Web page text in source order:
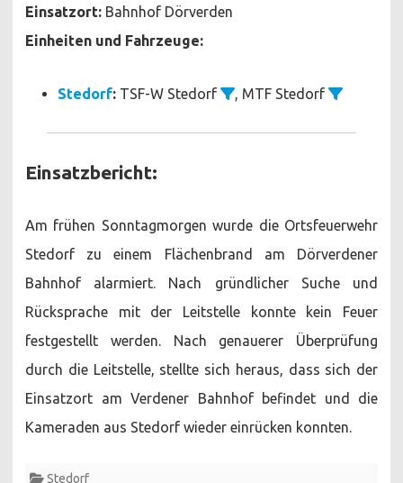
Einsatzort: Bahnhof Dörverden
Einheiten und Fahrzeuge:
Stedorf: TSF-W Stedorf , MTF Stedorf
Einsatzbericht:
Am frühen Sonntagmorgen wurde die Ortsfeuerwehr
Stedorf zu einem Flächenbrand am Dörverdener
Bahnhof alarmiert. Nach gründlicher Suche und
Rücksprache mit der Leitstelle konnte kein Feuer
festgestellt werden. Nach genauerer Überprüfung
durch die Leitstelle, stellte sich heraus, dass sich der
Einsatzort am Verdener Bahnhof befindet und die
Kameraden aus Stedorf wieder einrücken konnten.
Stedorf